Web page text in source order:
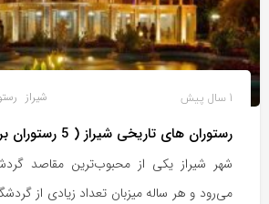
شیراز
رستوران های تاریخی شیراز ( 5 رستوران برتر )
شهر شیراز یکی از محبوب‌ترین مقاصد
می‌رود و هر ساله میزبان تعداد زیادی از